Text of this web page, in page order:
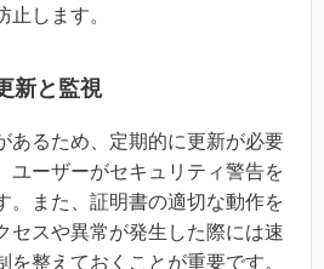
止します。
新と監視
あるため、定期的に更新が必要
ユーザーがセキュリティ警告を
。また、証明書の適切な動作を
セスや異常が発生した際には速
を整えておくことが重要です。